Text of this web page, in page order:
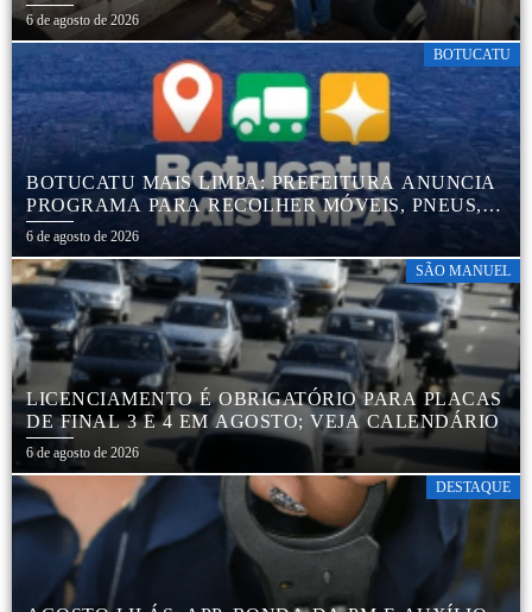
DESCARTE AMBIENTALMENTE CORRETO DE
PNEUS, GARANTINDO DESTINAÇÃO ADEQUADA
E PRESERVAÇÃO AMBIENTAL
6 de agosto de 2026
BOTUCATU
BOTUCATU MAIS LIMPA: PREFEITURA ANUNCIA
PROGRAMA PARA RECOLHER MÓVEIS, PNEUS,
COLCHÕES E OUTROS MATERIAIS SEM USO
6 de agosto de 2026
SÃO MANUEL
LICENCIAMENTO É OBRIGATÓRIO PARA PLACAS
DE FINAL 3 E 4 EM AGOSTO; VEJA CALENDÁRIO
6 de agosto de 2026
DESTAQUE